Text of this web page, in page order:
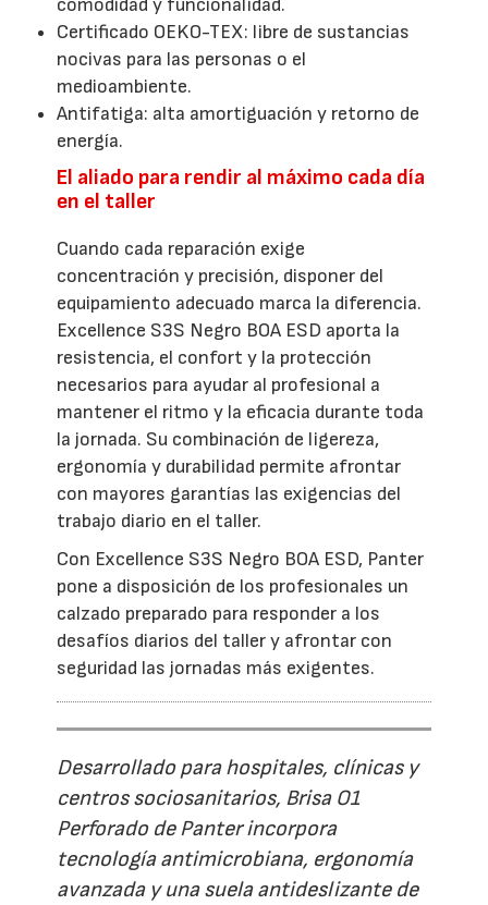
comodidad y funcionalidad.
Certificado OEKO-TEX: libre de sustancias
nocivas para las personas o el
medioambiente.
Antifatiga: alta amortiguación y retorno de
energía.
El aliado para rendir al máximo cada día
en el taller
Cuando cada reparación exige
concentración y precisión, disponer del
equipamiento adecuado marca la diferencia.
Excellence S3S Negro BOA ESD aporta la
resistencia, el confort y la protección
necesarios para ayudar al profesional a
mantener el ritmo y la eficacia durante toda
la jornada. Su combinación de ligereza,
ergonomía y durabilidad permite afrontar
con mayores garantías las exigencias del
trabajo diario en el taller.
Con Excellence S3S Negro BOA ESD, Panter
pone a disposición de los profesionales un
calzado preparado para responder a los
desafíos diarios del taller y afrontar con
seguridad las jornadas más exigentes.
Desarrollado para hospitales, clínicas y
centros sociosanitarios, Brisa O1
Perforado de Panter incorpora
tecnología antimicrobiana, ergonomía
avanzada y una suela antideslizante de